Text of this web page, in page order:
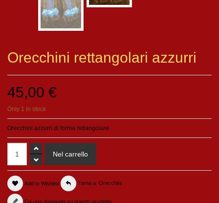
Orecchini rettangolari azzurri
45,00 €
Only 1 in stock
Orecchini azzurri di forma rettangolare.
Add to Wishlist Torna a: Orecchini
Fai una domanda su questo prodotto